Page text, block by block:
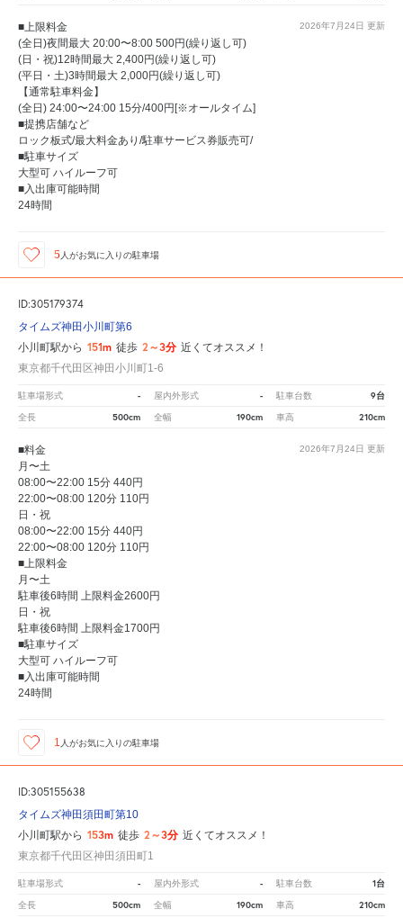
2026年7月24日 更新
■上限料金
(全日)夜間最大 20:00〜8:00 500円(繰り返し可)
(日・祝)12時間最大 2,400円(繰り返し可)
(平日・土)3時間最大 2,000円(繰り返し可)
【通常駐車料金】
(全日) 24:00〜24:00 15分/400円[※オールタイム]
■提携店舗など
ロック板式/最大料金あり/駐車サービス券販売可/
■駐車サイズ
大型可 ハイルーフ可
■入出庫可能時間
24時間
5 人がお気に入りの駐車場
ID:305179374
タイムズ神田小川町第6
小川町駅から 151m 徒歩 2～3分 近くてオススメ！
東京都千代田区神田小川町1-6
駐車場形式 - 屋内外形式 - 駐車台数 9台
全長 500cm 全幅 190cm 車高 210cm
2026年7月24日 更新
■料金
月〜土
08:00〜22:00 15分 440円
22:00〜08:00 120分 110円
日・祝
08:00〜22:00 15分 440円
22:00〜08:00 120分 110円
■上限料金
月〜土
駐車後6時間 上限料金2600円
日・祝
駐車後6時間 上限料金1700円
■駐車サイズ
大型可 ハイルーフ可
■入出庫可能時間
24時間
1 人がお気に入りの駐車場
ID:305155638
タイムズ神田須田町第10
小川町駅から 153m 徒歩 2～3分 近くてオススメ！
東京都千代田区神田須田町1
駐車場形式 - 屋内外形式 - 駐車台数 1台
全長 500cm 全幅 190cm 車高 210cm